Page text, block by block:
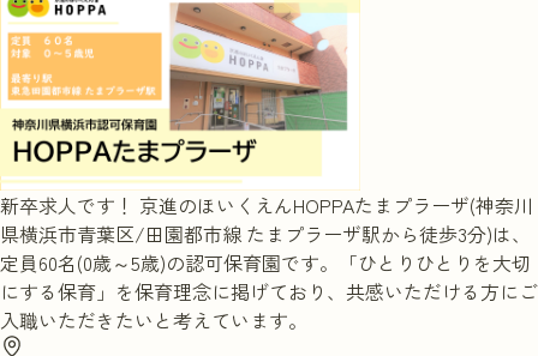
新卒求人です！ 京進のほいくえんHOPPAたまプラーザ(神奈川
県横浜市青葉区/田園都市線 たまプラーザ駅から徒歩3分)は、
定員60名(0歳～5歳)の認可保育園です。「ひとりひとりを大切
にする保育」を保育理念に掲げており、共感いただける方にご
入職いただきたいと考えています。